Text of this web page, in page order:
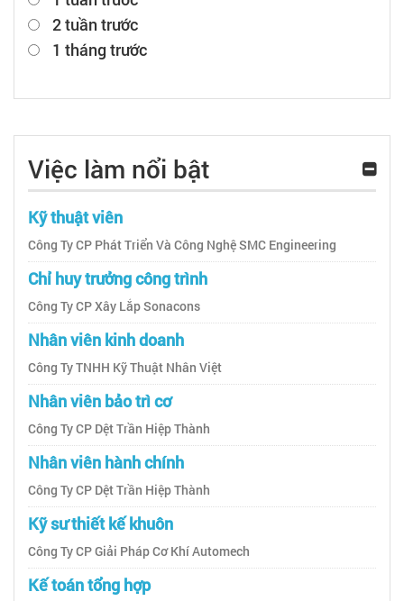
2 tuần trước
1 tháng trước
Việc làm nổi bật
Kỹ thuật viên
Công Ty CP Phát Triển Và Công Nghệ SMC Engineering
Chỉ huy trưởng công trình
Công Ty CP Xây Lắp Sonacons
Nhân viên kinh doanh
Công Ty TNHH Kỹ Thuật Nhân Việt
Nhân viên bảo trì cơ
Công Ty CP Dệt Trần Hiệp Thành
Nhân viên hành chính
Công Ty CP Dệt Trần Hiệp Thành
Kỹ sư thiết kế khuôn
Công Ty CP Giải Pháp Cơ Khí Automech
Kế toán tổng hợp